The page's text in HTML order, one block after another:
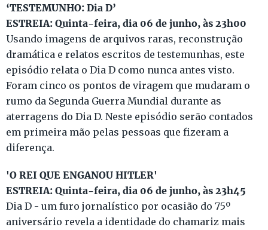
‘TESTEMUNHO: Dia D’
ESTREIA: Quinta-feira, dia 06 de junho, às 23h00
Usando imagens de arquivos raras, reconstrução
dramática e relatos escritos de testemunhas, este
episódio relata o Dia D como nunca antes visto.
Foram cinco os pontos de viragem que mudaram o
rumo da Segunda Guerra Mundial durante as
aterragens do Dia D. Neste episódio serão contados
em primeira mão pelas pessoas que fizeram a
diferença.
'O REI QUE ENGANOU HITLER'
ESTREIA: Quinta-feira, dia 06 de junho, às 23h45
Dia D - um furo jornalístico por ocasião do 75º
aniversário revela a identidade do chamariz mais